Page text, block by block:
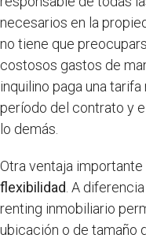
necesarios en la
no tiene que
costosos gastos de
inquilino paga una
período del contrato y
lo demás.
Otra ventaja
flexibilidad . A
renting inmobiliario
ubicación o de tamaño